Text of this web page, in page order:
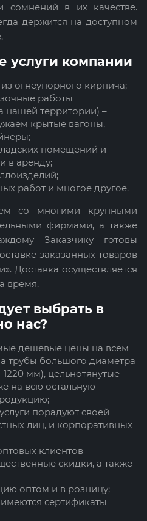
в их качестве.
держится на доступном
услуги компании
огнеупорного кирпича;
работы
нашей территории) –
крытые вагоны,
помещений и
в аренду;
работ и многое другое.
со многими крупными
фирмами, а также
Заказчику готовы
заказанных товаров
Доставка осуществляется
время.
выбрать в
нас?
дешевые цены на всем
трубы большого диаметра
мм), цельнотянутые
на всю остальную
порадуют своей
лиц, и корпоративных
клиентов
скидки, а также
оптом и в розницу;
сертификаты